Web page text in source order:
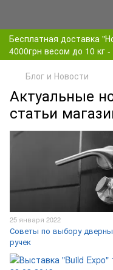
Бесплатная доставка
4000грн весом до 10 кг
Блог и Новости
Актуальные
статьи
25 января 2022
Советы по выбору
ручек